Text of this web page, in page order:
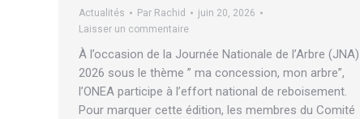
Actualités Par Rachid
juin 20, 2026
Laisser un commentaire
À l’occasion de la Journée Nationale de l’Arbre (JNA)
2026 sous le thème ” ma concession, mon arbre”,
l’ONEA participe à l’effort national de reboisement.
Pour marquer cette édition, les membres du Comité